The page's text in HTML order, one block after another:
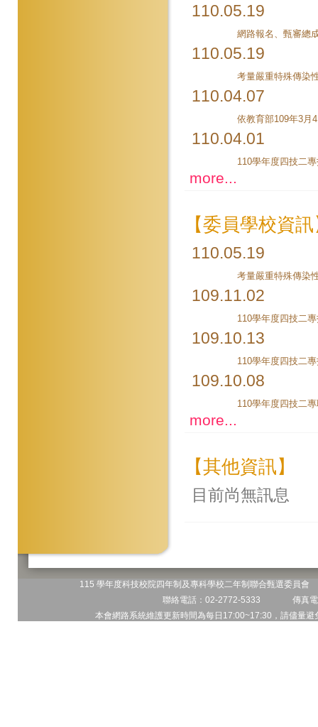
110.05.19
110.05.19
110.04.07
110.04.01
110學年度四技二
more...
【委員學校資
110.05.19
109.11.02
110學年度四技二
109.10.13
109.10.08
more...
【其他資訊】
目前尚無訊息
115 學年度科技校院四年制及專科學校二年制聯合甄選委員
聯絡電話：02-2772-5333 傳真
本會網路系統維護更新時間為每日17:00~17:30，請儘量